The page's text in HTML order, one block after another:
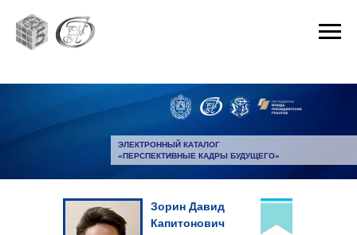
ЭЛЕКТРОННЫЙ КАТАЛОГ
«ПЕРСПЕКТИВНЫЕ КАДРЫ БУДУЩЕГО»
Зорин Давид
Капитонович